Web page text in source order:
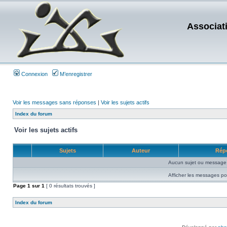
Connexion M’enregistrer
Voir les messages sans réponses | Voir les sujets actifs
Index du forum
Voir les sujets actifs
Sujets Auteur
Aucun sujet ou
Afficher les messages
Page 1 sur 1 [ 0 résultats trouvés ]
Index du forum